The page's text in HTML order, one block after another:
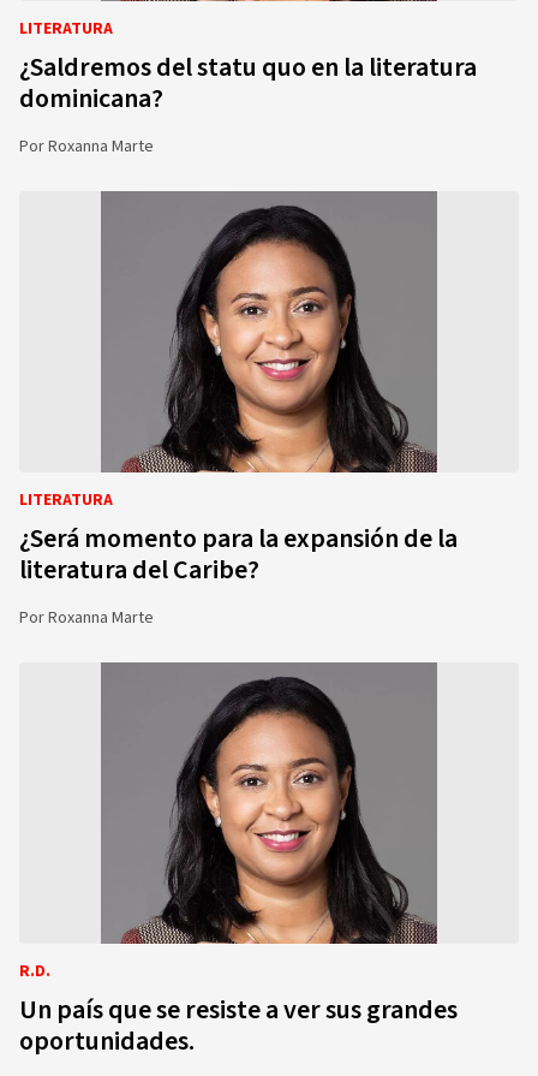
LITERATURA
¿Saldremos del statu quo en la literatura
dominicana?
PorRoxanna Marte
LITERATURA
¿Será momento para la expansión de la
literatura del Caribe?
PorRoxanna Marte
R.D.
Un país que se resiste a ver sus grandes
oportunidades.